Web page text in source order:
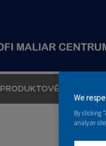
PRODUKTOVÉ NOVINKY
We
By clicking
analyze